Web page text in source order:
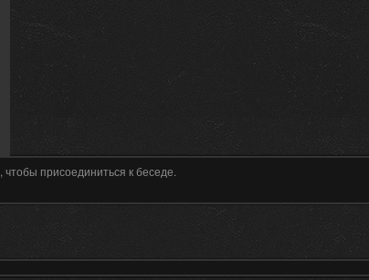
, чтобы присоединиться к беседе.